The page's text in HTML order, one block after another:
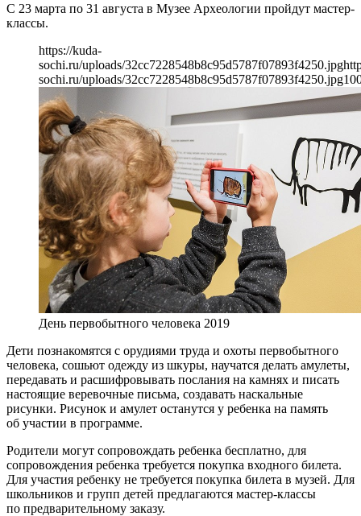
С 23 марта по 31 августа в Музее Археологии пройдут мастер-
классы.
https://kuda-
sochi.ru/uploads/32cc7228548b8c95d5787f07893f4250.jpg
sochi.ru/uploads/32cc7228548b8c95d5787f07893f4250.jpg
День первобытного человека 2019
Дети познакомятся с орудиями труда и охоты первобытного
человека, сошьют одежду из шкуры, научатся делать амулеты,
передавать и расшифровывать послания на камнях и писать
настоящие веревочные письма, создавать наскальные
рисунки. Рисунок и амулет останутся у ребенка на память
об участии в программе.
Родители могут сопровождать ребенка бесплатно, для
сопровождения ребенка требуется покупка входного билета.
Для участия ребенку не требуется покупка билета в музей. Для
школьников и групп детей предлагаются мастер-классы
по предварительному заказу.